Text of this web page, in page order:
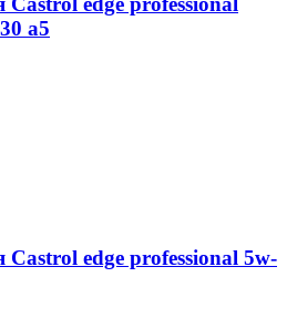
a5
edge professional 5w-